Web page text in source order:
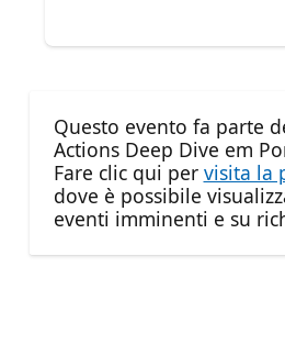
Questo evento fa parte
Actions Deep Dive em
Fare clic qui per visita la
dove è possibile
eventi imminenti e su